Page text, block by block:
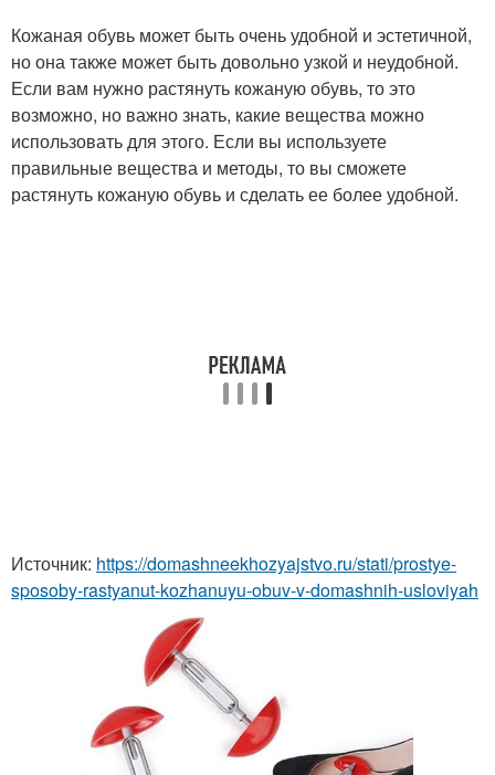
Кожаная обувь может быть очень удобной и эстетичной,
но она также может быть довольно узкой и неудобной.
Если вам нужно растянуть кожаную обувь, то это
возможно, но важно знать, какие вещества можно
использовать для этого. Если вы используете
правильные вещества и методы, то вы сможете
растянуть кожаную обувь и сделать ее более удобной.
Источник: https://domashneekhozyajstvo.ru/stati/prostye-
sposoby-rastyanut-kozhanuyu-obuv-v-domashnih-usloviyah